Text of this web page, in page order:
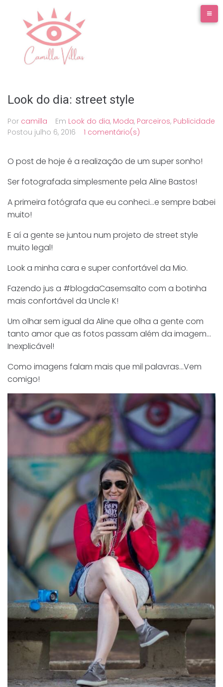
conteúdo
Look do dia: street style
Por camilla Em Look do dia, Moda, Parceiros, Publicidade
Postou julho 6, 2016 1 comentário(s)
O post de hoje é a realização de um super sonho!
Ser fotografada simplesmente pela Aline Bastos!
A primeira fotógrafa que eu conheci…e sempre babei
muito!
E aí a gente se juntou num projeto de street style
muito legal!
Look a minha cara e super confortável da Mio.
Fazendo jus a #blogdaCasemsalto com a botinha
mais confortável da Uncle K!
Um olhar sem igual da Aline que olha a gente com
tanto amor que as fotos passam além da imagem…
Inexplicável!
Como imagens falam mais que mil palavras…Vem
comigo!